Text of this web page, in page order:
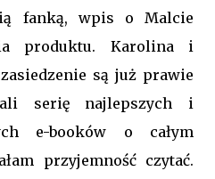
fanką, wpis o Malcie
produktu. Karolina i
są już prawie
serię najlepszych i
e-booków o całym
przyjemność czytać.